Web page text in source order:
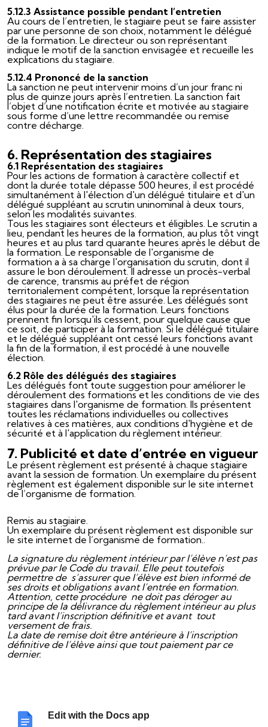
Edit with the Docs app
5.12.3 Assistance possible pendant l’entretien
Au cours de l’entretien, le stagiaire peut se faire assister
par une personne de son choix, notamment le délégué
de la formation. Le directeur ou son représentant
indique le motif de la sanction envisagée et recueille les
explications du stagiaire.
5.12.4 Prononcé de la sanction
La sanction ne peut intervenir moins d’un jour franc ni
plus de quinze jours après l’entretien. La sanction fait
l’objet d’une notification écrite et motivée au stagiaire
sous forme d’une lettre recommandée ou remise
contre décharge.
6. Représentation des stagiaires
6.1 Représentation des stagiaires
Pour les actions de formation à caractère collectif et
dont la durée totale dépasse 500 heures, il est procédé
simultanément à l'élection d'un délégué titulaire et d'un
délégué suppléant au scrutin uninominal à deux tours,
selon les modalités suivantes.
Tous les stagiaires sont électeurs et éligibles. Le scrutin a
lieu, pendant les heures de la formation, au plus tôt vingt
heures et au plus tard quarante heures après le début de
la formation. Le responsable de l'organisme de
formation a à sa charge l'organisation du scrutin, dont il
assure le bon déroulement. Il adresse un procès-verbal
de carence, transmis au préfet de région
territorialement compétent, lorsque la représentation
des stagiaires ne peut être assurée. Les délégués sont
élus pour la durée de la formation. Leurs fonctions
prennent fin lorsqu'ils cessent, pour quelque cause que
ce soit, de participer à la formation. Si le délégué titulaire
et le délégué suppléant ont cessé leurs fonctions avant
la fin de la formation, il est procédé à une nouvelle
élection.
6.2 Rôle des délégués des stagiaires
Les délégués font toute suggestion pour améliorer le
déroulement des formations et les conditions de vie des
stagiaires dans l'organisme de formation. Ils présentent
toutes les réclamations individuelles ou collectives
relatives à ces matières, aux conditions d'hygiène et de
sécurité et à l'application du règlement intérieur.
7. Publicité et date d’entrée en vigueur
Le présent règlement est présenté à chaque stagiaire
avant la session de formation. Un exemplaire du présent
règlement est également disponible sur le site internet
de l’organisme de formation.
Remis au stagiaire.
Un exemplaire du présent règlement est disponible sur
le site internet de l’organisme de formation..
La signature du règlement intérieur par l’élève n’est pas
prévue par le Code du travail. Elle peut toutefois
permettre de s’assurer que l’élève est bien informé de
ses droits et obligations avant l’entrée en formation.
Attention, cette procédure ne doit pas déroger au
principe de la délivrance du règlement intérieur au plus
tard avant l’inscription définitive et avant tout
versement de frais.
La date de remise doit être antérieure à l’inscription
définitive de l’élève ainsi que tout paiement par ce
dernier.